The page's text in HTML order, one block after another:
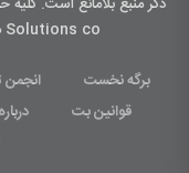
Solutions co می‌باشد. Copyright © ۲۰۱۷ - ۲۰۲۵
برگه نخست
قوانین بت